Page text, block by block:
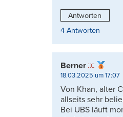
Antworten
4 Antworten
Berner
18.03.2025 um 17:07
Von Khan, alter
allseits sehr
Bei UBS läuft